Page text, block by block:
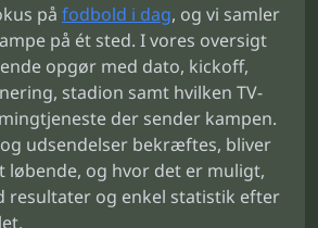
på fodbold i dag, og vi samler
på ét sted. I vores oversigt
opgør med dato, kickoff,
stadion samt hvilken TV-
der sender kampen.
udsendelser bekræftes, bliver
løbende, og hvor det er muligt,
resultater og enkel statistik efter